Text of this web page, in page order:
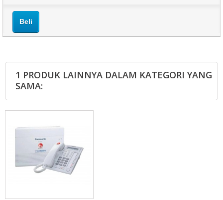
Beli
1 PRODUK LAINNYA DALAM KATEGORI YANG
SAMA: